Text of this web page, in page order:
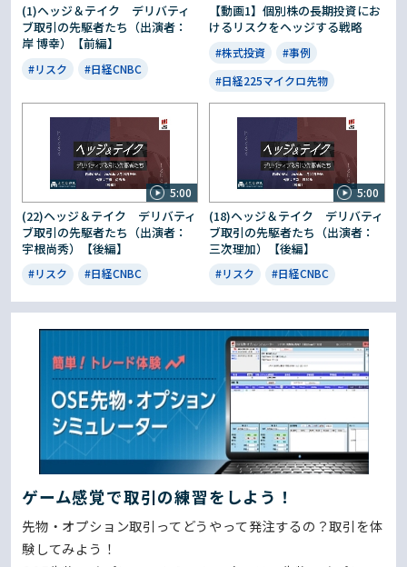
(1)ヘッジ＆テイク デリバティ
ブ取引の先駆者たち（出演者：
岸 博幸）【前編】
#リスク #日経CNBC
【動画1】個別株の長期投資にお
けるリスクをヘッジする戦略
#株式投資
#事例
#日経225マイクロ先物
5:00
(22)ヘッジ＆テイク デリバティ
ブ取引の先駆者たち（出演者：
宇根尚秀）【後編】
#リスク #日経CNBC
5:00
(18)ヘッジ＆テイク デリバティ
ブ取引の先駆者たち（出演者：
三次理加）【後編】
#リスク #日経CNBC
ゲーム感覚で取引の練習をしよう！
先物・オプション取引ってどうやって発注するの？取引を体
験してみよう！